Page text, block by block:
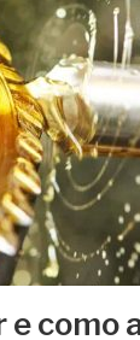
e como